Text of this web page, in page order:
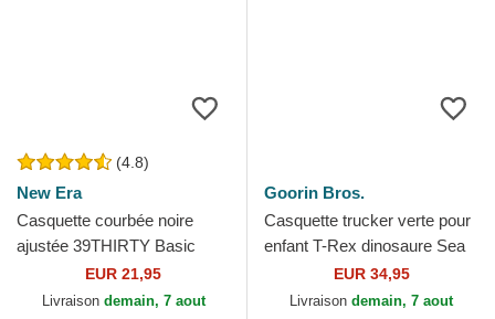
(4.8)
New Era
Casquette courbée noire
ajustée 39THIRTY Basic
Flag New EraEUR 21,95
Livraison demain, 7 aout
Goorin Bros.
Casquette trucker verte pour
enfant T-Rex dinosaure Sea
Monster The Farm Goorin
Bros.
EUR 34,95
Livraison demain, 7 aout